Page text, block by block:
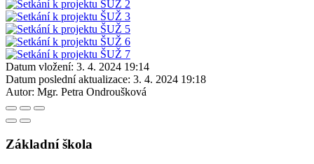
Datum vložení: 3. 4. 2024 19:14
Datum poslední aktualizace: 3. 4. 2024 19:18
Autor: Mgr. Petra Ondroušková
Základní škola